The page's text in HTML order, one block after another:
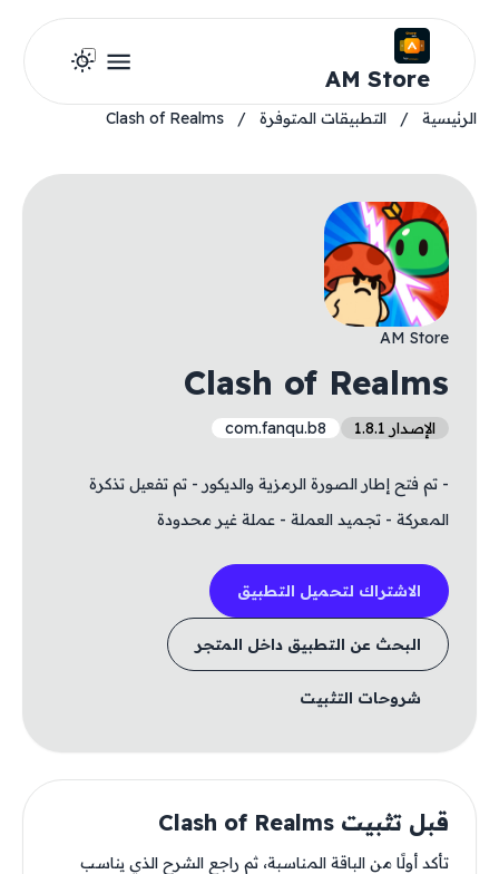
AM Store
الرئيسية / التطبيقات المتوفرة /
Clash of Realms
AM Store
Clash of Realms
الإصدار 1.8.1 com.fanqu.b8
- تم فتح إطار الصورة الرمزية والديكور - تم تفعيل تذكرة
المعركة - تجميد العملة - عملة غير محدودة
الاشتراك لتحميل التطبيق
البحث عن التطبيق داخل المتجر
شروحات التثبيت
قبل تثبيت Clash of Realms
تأكد أولًا من الباقة المناسبة، ثم راجع الشرح الذي يناسب